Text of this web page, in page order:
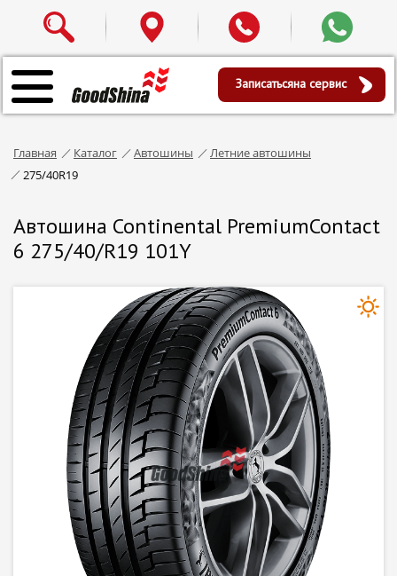
Записатьсяна сервис
Главная Каталог Автошины
Летние автошины
275/40R19
Автошина Continental PremiumContact
6 275/40/R19 101Y